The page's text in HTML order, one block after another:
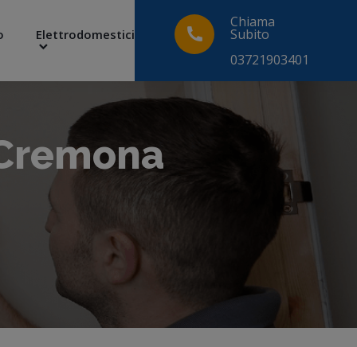
Elettrodomestici
Chiama
Subito
03721903401